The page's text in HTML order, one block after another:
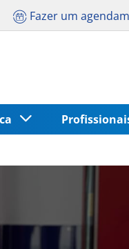
Fazer um